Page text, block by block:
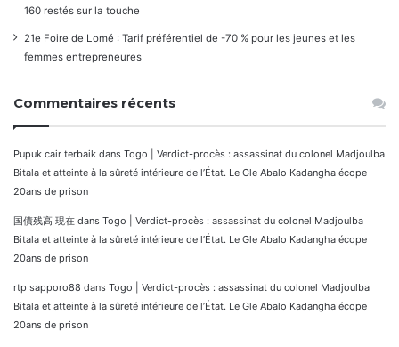
160 restés sur la touche
21e Foire de Lomé : Tarif préférentiel de -70 % pour les jeunes et les
femmes entrepreneures
Commentaires récents
Pupuk cair terbaik dans Togo | Verdict-procès : assassinat du colonel Madjoulba
Bitala et atteinte à la sûreté intérieure de l’État. Le Gle Abalo Kadangha écope
20ans de prison
国債残高 現在 dans Togo | Verdict-procès : assassinat du colonel Madjoulba
Bitala et atteinte à la sûreté intérieure de l’État. Le Gle Abalo Kadangha écope
20ans de prison
rtp sapporo88 dans Togo | Verdict-procès : assassinat du colonel Madjoulba
Bitala et atteinte à la sûreté intérieure de l’État. Le Gle Abalo Kadangha écope
20ans de prison